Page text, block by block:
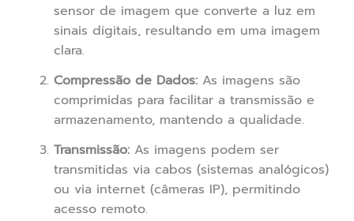
sensor de imagem que converte a luz em
sinais digitais, resultando em uma imagem
clara.
Compressão de Dados: As imagens são
comprimidas para facilitar a transmissão e
armazenamento, mantendo a qualidade.
Transmissão: As imagens podem ser
transmitidas via cabos (sistemas analógicos)
ou via internet (câmeras IP), permitindo
acesso remoto.